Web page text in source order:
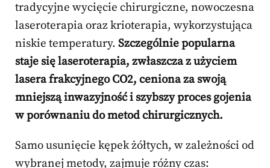
tradycyjne wycięcie chirurgiczne, nowoczesna
laseroterapia oraz krioterapia, wykorzystująca
niskie temperatury. Szczególnie popularna
staje się laseroterapia, zwłaszcza z użyciem
lasera frakcyjnego CO2, ceniona za swoją
mniejszą inwazyjność i szybszy proces gojenia
w porównaniu do metod chirurgicznych.
Samo usunięcie kępek żółtych, w zależności od
wybranej metody, zajmuje różny czas: